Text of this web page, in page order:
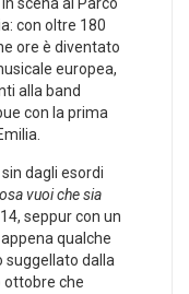
scena al Parco
con oltre 180
ore è diventato
europea,
alla band
con la prima
dagli esordi
vuoi che sia
seppur con un
qualche
suggellato dalla
ottobre che